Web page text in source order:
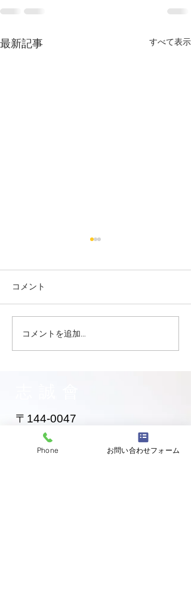
最新記事 すべて表示
大田区 萩中 志誠會 空手
お兄ちゃん入門！
コメント
コメントを追加…
〒144-0047
東京都大田区萩中二丁目1-20
​※gym &studioＳＫＴ内
Phone お問い合わせフォーム